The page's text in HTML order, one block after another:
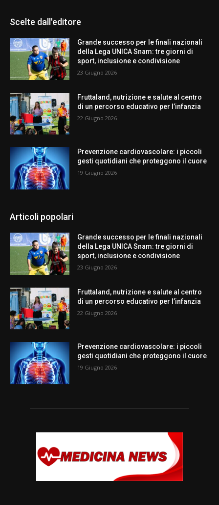
Scelte dall'editore
Grande successo per le finali nazionali
della Lega UNICA Snam: tre giorni di
sport, inclusione e condivisione
23 Giugno 2026
Fruttaland, nutrizione e salute al centro
di un percorso educativo per l’infanzia
22 Giugno 2026
Prevenzione cardiovascolare: i piccoli
gesti quotidiani che proteggono il cuore
19 Giugno 2026
Articoli popolari
Grande successo per le finali nazionali
della Lega UNICA Snam: tre giorni di
sport, inclusione e condivisione
23 Giugno 2026
Fruttaland, nutrizione e salute al centro
di un percorso educativo per l’infanzia
22 Giugno 2026
Prevenzione cardiovascolare: i piccoli
gesti quotidiani che proteggono il cuore
19 Giugno 2026